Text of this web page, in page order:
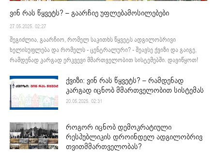
ვინ რას წყვეტს? – გაარჩიე უფლებამოსილებები
27.05.2025. 02:27
შეგიძლია, გაარჩიო, რომელ საკითხს წყვეტს ადგილობრივი
ხელისუფლება და რომელს - ცენტრალური? - შეავსე ქვიზი და გაიგე,
რამდენად კარგად ერკვევი მმართველობით სისტემებში. დავიწყოთ!
ქვიზი: ვინ რას წყვეტს? – რამდენად
კარგად იცნობ მმართველობით სისტემას
20.05.2025. 02:31
როგორ იცნობ დემოკრატიული
რესპუბლიკის დროინდელ ადგილობრივ
თვითმმართველობას?